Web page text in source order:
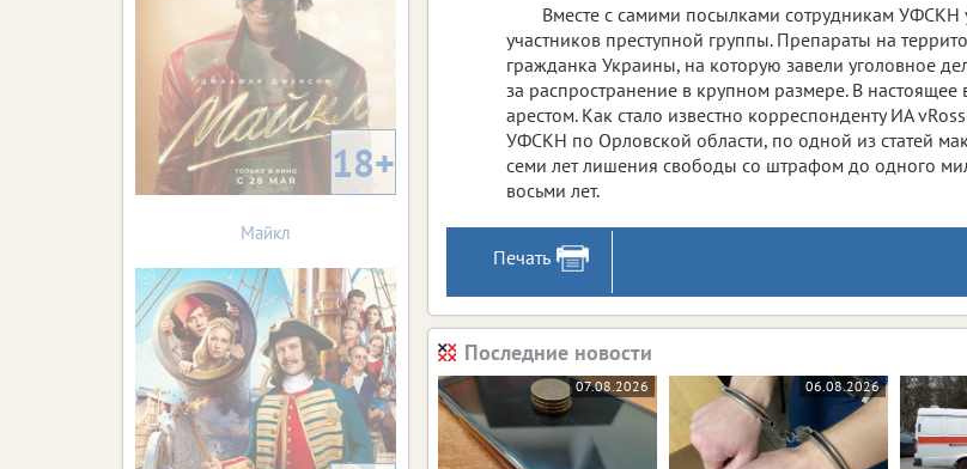
Вместе с самими посылками сотрудникам УФСКН
участников преступной группы. Препараты на
гражданка Украины, на которую завели уголовное
за распространение в крупном размере. В
арестом. Как стало известно корреспонденту ИА
УФСКН по Орловской области, по одной из статей
семи лет лишения свободы со штрафом до одного
восьми лет.
Печать
Последние новости
07.08.2026 06.08.2026
18+
Майкл